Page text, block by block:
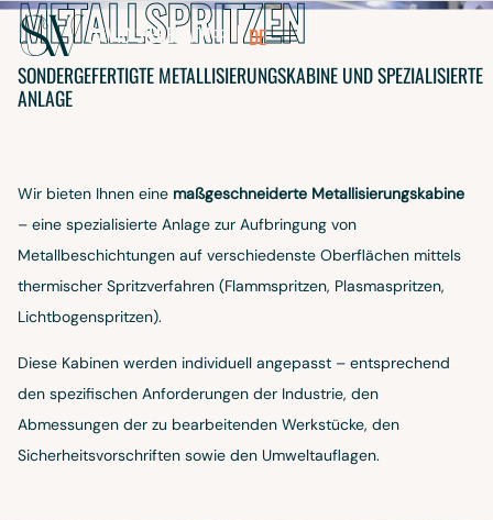
DAVIDSIEBERATHFR DE
METALLSPRITZEN
SONDERGEFERTIGTE METALLISIERUNGSKABINE UND SPEZIALISIERTE
ANLAGE
Wir bieten Ihnen eine maßgeschneiderte Metallisierungskabine
– eine spezialisierte Anlage zur Aufbringung von
Metallbeschichtungen auf verschiedenste Oberflächen mittels
thermischer Spritzverfahren (Flammspritzen, Plasmaspritzen,
Lichtbogenspritzen).
Diese Kabinen werden individuell angepasst – entsprechend
den spezifischen Anforderungen der Industrie, den
Abmessungen der zu bearbeitenden Werkstücke, den
Sicherheitsvorschriften sowie den Umweltauflagen.